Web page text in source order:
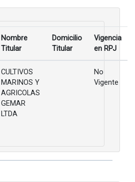
Nombre
Titular
Domicilio
Titular
Vigencia
en RPJ
CULTIVOS
MARINOS Y
AGRICOLAS
GEMAR
LTDA
No
Vigente